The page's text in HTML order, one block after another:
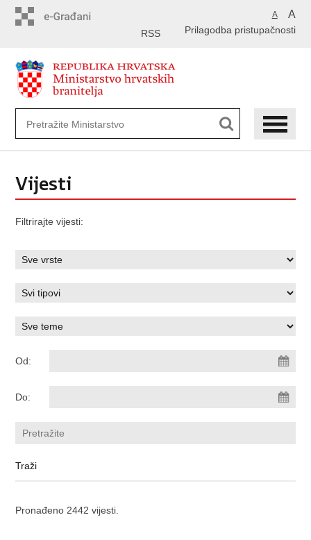
A A
Prilagodba pristupačnosti
RSS
Vijesti
Filtrirajte vijesti:
Od:
Do:
Pronađeno 2442 vijesti.